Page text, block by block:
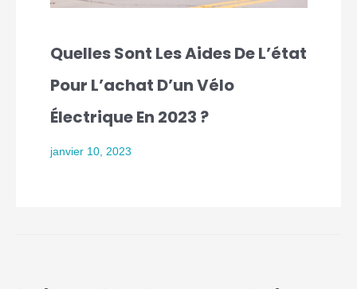
Quelles Sont Les Aides De L’état
Pour L’achat D’un Vélo
Électrique En 2023 ?
janvier 10, 2023